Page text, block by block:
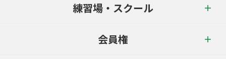
練習場・スクール
会員権